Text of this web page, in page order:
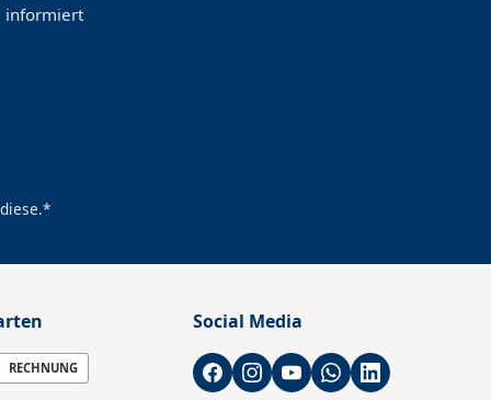
informiert
RECHNUNG
Social Media